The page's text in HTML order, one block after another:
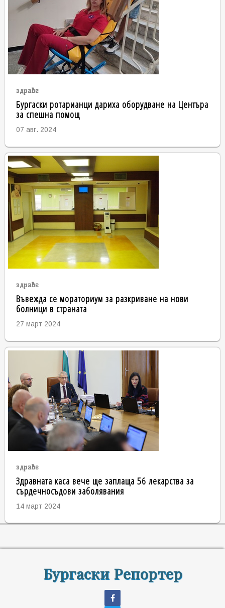
здраве
Бургаски ротарианци дариха оборудване на Центъра
за спешна помощ
07 авг. 2024
здраве
Въвежда се мораториум за разкриване на нови
болници в страната
27 март 2024
здраве
Здравната каса вече ще заплаща 56 лекарства за
сърдечносъдови заболявания
14 март 2024
Бургаски Репортер